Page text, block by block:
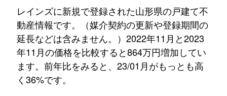
レインズに新規で登録された山形県の戸建て不
動産情報です。（媒介契約の更新や登録期間の
延長などは含みません。）2022年11月と2023
年11月の価格を比較すると864万円増加してい
ます。前年比をみると、23/01月がもっとも高
く36%です。